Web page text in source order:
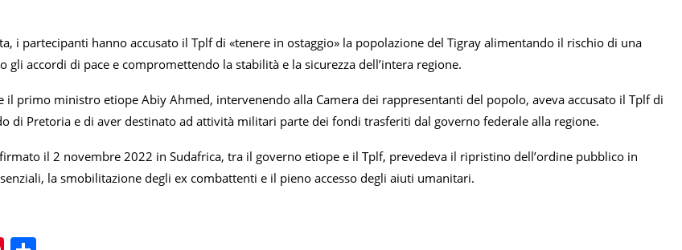
i partecipanti hanno accusato il Tplf di «tenere in ostaggio» la popolazione del Tigray alimentando il rischio di una
gli accordi di pace e compromettendo la stabilità e la sicurezza dell’intera regione.
il primo ministro etiope Abiy Ahmed, intervenendo alla Camera dei rappresentanti del popolo, aveva accusato il Tplf di
di Pretoria e di aver destinato ad attività militari parte dei fondi trasferiti dal governo federale alla regione.
il 2 novembre 2022 in Sudafrica, tra il governo etiope e il Tplf, prevedeva il ripristino dell’ordine pubblico in
la smobilitazione degli ex combattenti e il pieno accesso degli aiuti umanitari.